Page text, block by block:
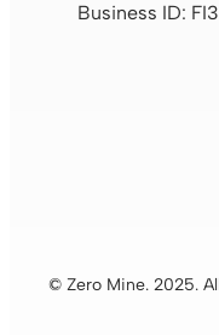
Business ID:
© Zero Mine. 2025.